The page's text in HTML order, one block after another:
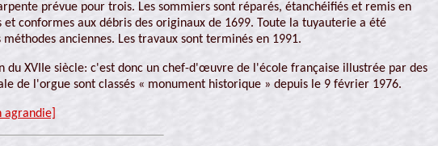
prévue pour trois. Les sommiers sont réparés, étanchéifiés et remis en
conformes aux débris des originaux de 1699. Toute la tuyauterie a été
anciennes. Les travaux sont terminés en 1991.
XVIIe siècle: c'est donc un chef-d'œuvre de l'école française illustrée par des
de l'orgue sont classés « monument historique » depuis le 9 février 1976.